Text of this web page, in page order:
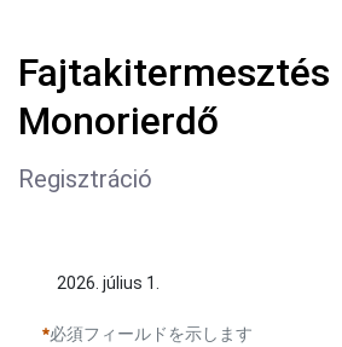
Fajtakitermesztés
Monorierdő
Regisztráció
2026. július 1.
必須フィールドを示します